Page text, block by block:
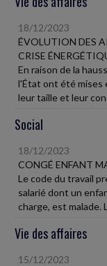
18/12/2023
ÉVOLUTION DES
CRISE
En raison de la
l'État ont été mises
leur taille et leur
Social
18/12/2023
CONGÉ ENFANT
Le code du travail
salarié dont un
charge, est malade.
Vie des affaires
15/12/2023